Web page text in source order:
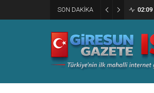
SON DAKİKA 02:09